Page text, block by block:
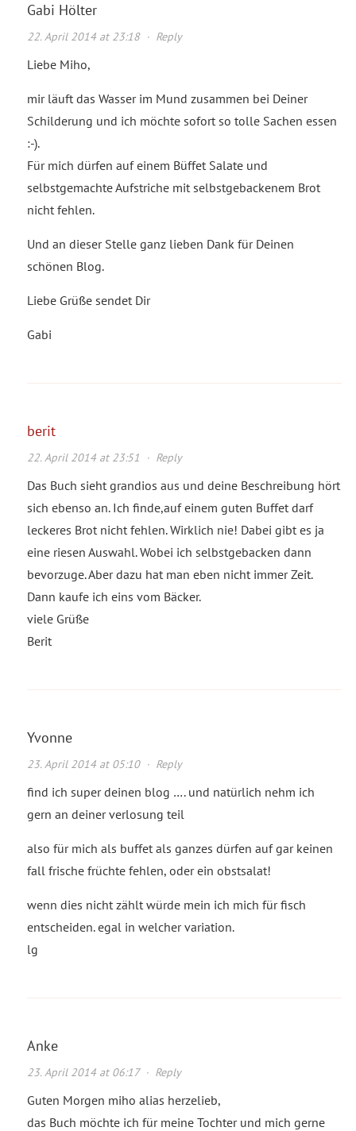
Gabi Hölter
22. April 2014 at 23:18· Reply
Liebe Miho,
mir läuft das Wasser im Mund zusammen bei Deiner
Schilderung und ich möchte sofort so tolle Sachen essen
:-).
Für mich dürfen auf einem Büffet Salate und
selbstgemachte Aufstriche mit selbstgebackenem Brot
nicht fehlen.
Und an dieser Stelle ganz lieben Dank für Deinen
schönen Blog.
Liebe Grüße sendet Dir
Gabi
berit
22. April 2014 at 23:51 · Reply
Das Buch sieht grandios aus und deine Beschreibung hört
sich ebenso an. Ich finde,auf einem guten Buffet darf
leckeres Brot nicht fehlen. Wirklich nie! Dabei gibt es ja
eine riesen Auswahl. Wobei ich selbstgebacken dann
bevorzuge. Aber dazu hat man eben nicht immer Zeit.
Dann kaufe ich eins vom Bäcker.
viele Grüße
Berit
Yvonne
23. April 2014 at 05:10· Reply
find ich super deinen blog …. und natürlich nehm ich
gern an deiner verlosung teil
also für mich als buffet als ganzes dürfen auf gar keinen
fall frische früchte fehlen, oder ein obstsalat!
wenn dies nicht zählt würde mein ich mich für fisch
entscheiden. egal in welcher variation.
lg
Anke
23. April 2014 at 06:17· Reply
Guten Morgen miho alias herzelieb,
das Buch möchte ich für meine Tochter und mich gerne